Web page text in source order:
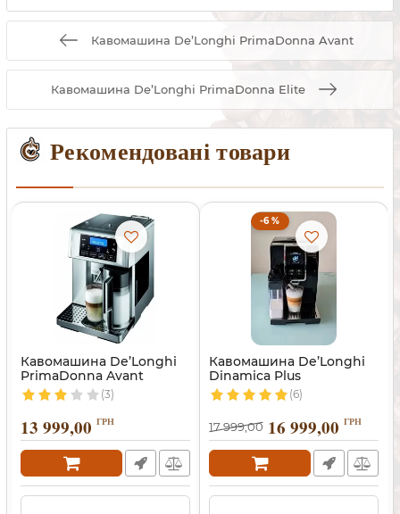
Кавомашина De’Longhi PrimaDonna Avant
Кавомашина De’Longhi PrimaDonna Elite
Рекомендовані товари
Кавомашина De’Longhi
PrimaDonna Avant
(3)
13 999,00 ГРН
-6 %
Кавомашина De’Longhi
Dinamica Plus
(6)
17 999,00 16 999,00 ГРН